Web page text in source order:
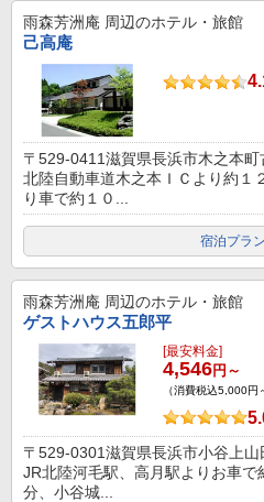
雨森芳洲庵 周辺のホテル・旅館
己高庵
〒529-0411滋賀県長浜市木之本
北陸自動車道木之本ＩＣより約１
り車で約１０...
宿泊プラ
雨森芳洲庵 周辺のホテル・旅館
ゲストハウス五郎平
[最安料金]
4,546円～
（消費税込5,000円
〒529-0301滋賀県長浜市小谷上山
JR北陸河毛駅、高月駅よりお車
分、小谷城...